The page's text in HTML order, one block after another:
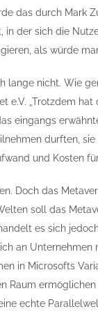
das durch Mark
in der sich die
als würde
lange nicht. Wie
e.V. „Trotzdem
eingangs
durften,
und Kosten
Doch das
soll das
es sich
an
in Microsofts
Raum
echte